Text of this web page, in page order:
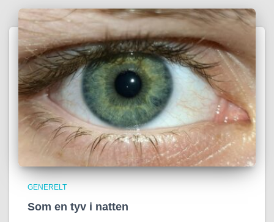
GENERELT
Som en tyv i natten